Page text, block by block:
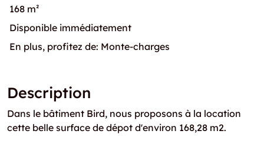
168 m²
Disponible immédiatement
En plus, profitez de: Monte-charges
Description
Dans le bâtiment Bird, nous proposons à la location
cette belle surface de dépot d'environ 168,28 m2.